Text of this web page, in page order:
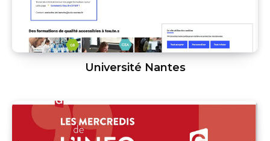
Université Nantes